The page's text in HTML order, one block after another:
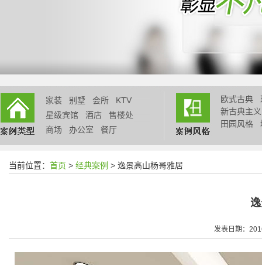
家装 别墅 会所
KTV
星级宾馆
酒店
售楼处
商场
办公室 餐厅
欧式古典
新古典主义
田园风格
当前位置： 首页 > 经典案例 > 逸景高山杨哥雅居
发表日期：